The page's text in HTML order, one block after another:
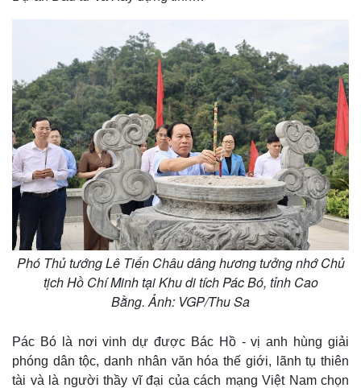
Phó Thủ tướng Lê Tiến Châu dâng hương tưởng nhớ Chủ
tịch Hồ Chí Minh tại Khu di tích Pác Bó, tỉnh Cao
Bằng. Ảnh: VGP/Thu Sa
Pác Bó là nơi vinh dự được Bác Hồ - vị anh hùng giải
phóng dân tộc, danh nhân văn hóa thế giới, lãnh tụ thiên
tài và là người thầy vĩ đại của cách mạng Việt Nam chọn